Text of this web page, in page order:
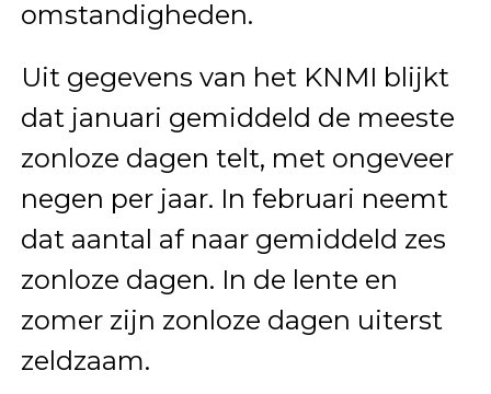
omstandigheden.
Uit gegevens van het KNMI blijkt
dat januari gemiddeld de meeste
zonloze dagen telt, met ongeveer
negen per jaar. In februari neemt
dat aantal af naar gemiddeld zes
zonloze dagen. In de lente en
zomer zijn zonloze dagen uiterst
zeldzaam.